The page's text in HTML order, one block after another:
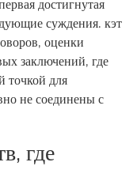
достигнутая
суждения. кэт
оценки
заключений, где
точкой для
не соединены с
где